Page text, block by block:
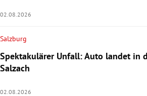
02.08.2026
Salzburg
Spektakulärer Unfall: Auto landet in
Salzach
02.08.2026